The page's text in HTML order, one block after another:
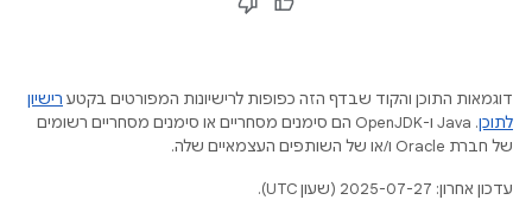
דוגמאות התוכן והקוד שבדף הזה כפופות לרישיונות המפורטים בקטע רישיון
לתוכן
.‏ Java ו-OpenJDK הם סימנים מסחריים או סימנים מסחריים רשומים
של חברת Oracle ו/או של השותפים העצמאיים שלה.
עדכון אחרון: 2025-07-27 (שעון UTC).